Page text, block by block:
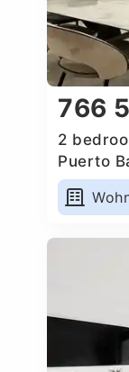
766
2
Puerto